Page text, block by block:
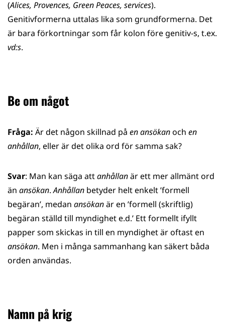
(Alices, Provences, Green Peaces, services).
Genitivformerna uttalas lika som grundformerna. Det
är bara förkortningar som får kolon före genitiv-s, t.ex.
vd:s.
Be om något
Fråga: Är det någon skillnad på en ansökanoch en
anhållan, eller är det olika ord för samma sak?
Svar: Man kan säga attanhållanär ett mer allmänt ord
än ansökan.Anhållan betyder helt enkelt ’formell
begäran’, medan ansökanär en ’formell (skriftlig)
begäran ställd till myndighet e.d.’ Ett formellt ifyllt
papper som skickas in till en myndighet är oftast en
ansökan. Men i många sammanhang kan säkert båda
orden användas.
Namn på krig